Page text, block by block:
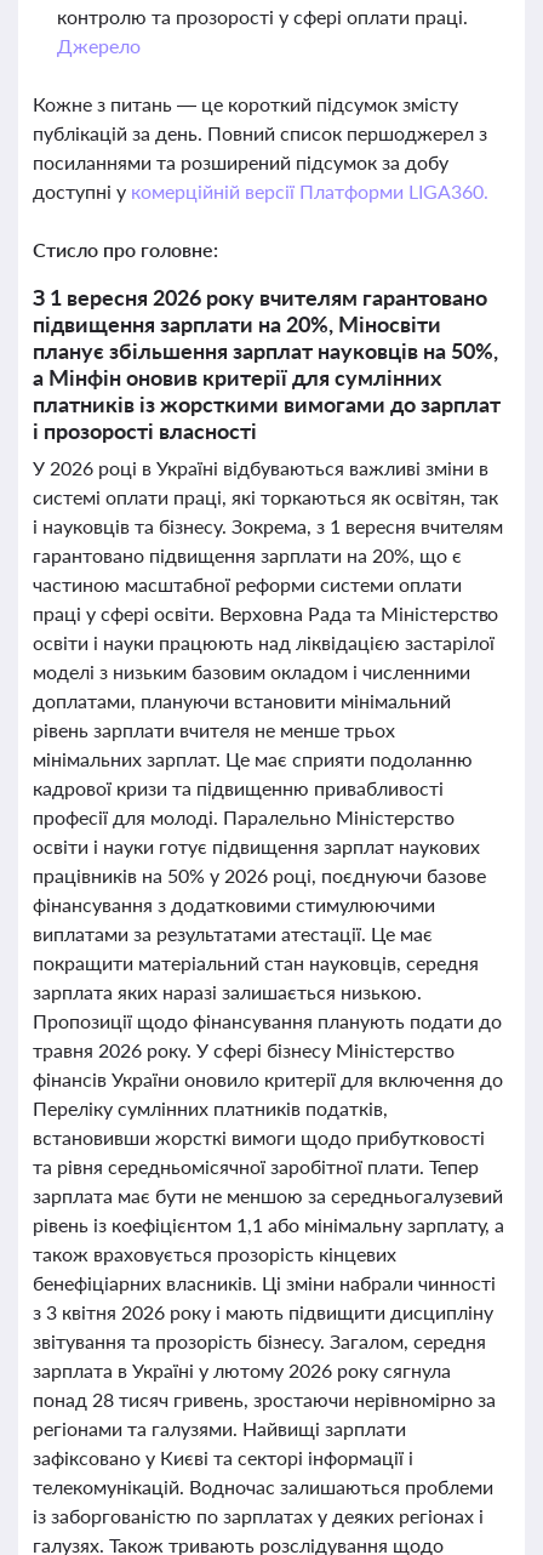
контролю та прозорості у сфері оплати праці.
Джерело
Кожне з питань — це короткий підсумок змісту
публікацій за день. Повний список першоджерел з
посиланнями та розширений підсумок за добу
доступні у комерційній версії Платформи LIGA360.
Стисло про головне:
З 1 вересня 2026 року вчителям гарантовано
підвищення зарплати на 20%, Міносвіти
планує збільшення зарплат науковців на 50%,
а Мінфін оновив критерії для сумлінних
платників із жорсткими вимогами до зарплат
і прозорості власності
У 2026 році в Україні відбуваються важливі зміни в
системі оплати праці, які торкаються як освітян, так
і науковців та бізнесу. Зокрема, з 1 вересня вчителям
гарантовано підвищення зарплати на 20%, що є
частиною масштабної реформи системи оплати
праці у сфері освіти. Верховна Рада та Міністерство
освіти і науки працюють над ліквідацією застарілої
моделі з низьким базовим окладом і численними
доплатами, плануючи встановити мінімальний
рівень зарплати вчителя не менше трьох
мінімальних зарплат. Це має сприяти подоланню
кадрової кризи та підвищенню привабливості
професії для молоді. Паралельно Міністерство
освіти і науки готує підвищення зарплат наукових
працівників на 50% у 2026 році, поєднуючи базове
фінансування з додатковими стимулюючими
виплатами за результатами атестації. Це має
покращити матеріальний стан науковців, середня
зарплата яких наразі залишається низькою.
Пропозиції щодо фінансування планують подати до
травня 2026 року. У сфері бізнесу Міністерство
фінансів України оновило критерії для включення до
Переліку сумлінних платників податків,
встановивши жорсткі вимоги щодо прибутковості
та рівня середньомісячної заробітної плати. Тепер
зарплата має бути не меншою за середньогалузевий
рівень із коефіцієнтом 1,1 або мінімальну зарплату, а
також враховується прозорість кінцевих
бенефіціарних власників. Ці зміни набрали чинності
з 3 квітня 2026 року і мають підвищити дисципліну
звітування та прозорість бізнесу. Загалом, середня
зарплата в Україні у лютому 2026 року сягнула
понад 28 тисяч гривень, зростаючи нерівномірно за
регіонами та галузями. Найвищі зарплати
зафіксовано у Києві та секторі інформації і
телекомунікацій. Водночас залишаються проблеми
із заборгованістю по зарплатах у деяких регіонах і
галузях. Також тривають розслідування щодо